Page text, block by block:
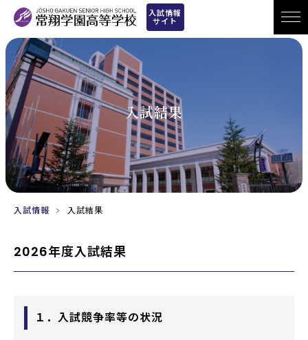
入試情報
サイト
入試結果
入試情報 入試結果
2026年度入試結果
１．入試競争率等の状況